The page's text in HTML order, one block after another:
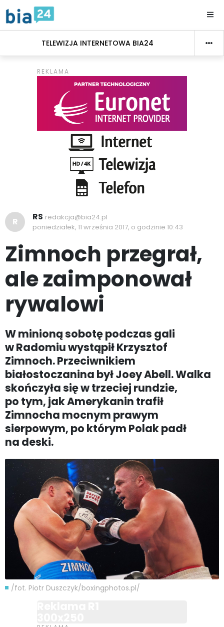
TELEWIZJA INTERNETOWA BIA24
R RS redakcja@bia24.pl
poniedziałek, 11 września 2017, o godzinie 10:43
Zimnoch przegrał,
ale zaimponował
rywalowi
W minioną sobotę podczas gali
w Radomiu wystąpił Krzysztof
Zimnoch. Przeciwnikiem
białostoczanina był Joey Abell. Walka
skończyła się w trzeciej rundzie,
po tym, jak Amerykanin trafił
Zimnocha mocnym prawym
sierpowym, po którym Polak padł
na deski.
/fot. Piotr Duszczyk/boxingphotos.pl/